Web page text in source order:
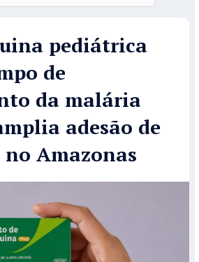
pediátrica
de
da malária
adesão de
Amazonas